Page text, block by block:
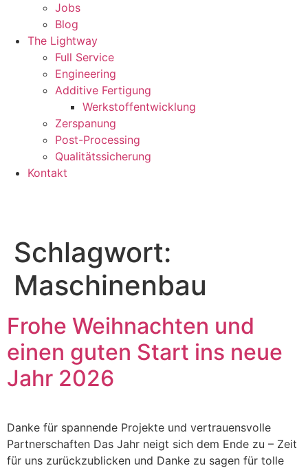
Jobs
Blog
The Lightway
Full Service
Engineering
Additive Fertigung
Werkstoffentwicklung
Zerspanung
Post-Processing
Qualitätssicherung
Kontakt
Schlagwort:
Maschinenbau
Frohe Weihnachten und
einen guten Start ins neue
Jahr 2026
Danke für spannende Projekte und vertrauensvolle
Partnerschaften Das Jahr neigt sich dem Ende zu – Zeit
für uns zurückzublicken und Danke zu sagen für tolle